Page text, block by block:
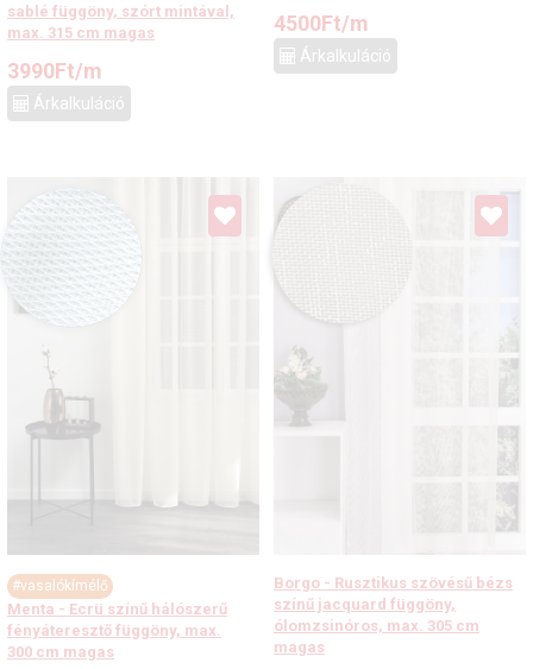
sablé függöny, szórt mintával,
max. 315 cm magas
3990Ft/m
Árkalkuláció
4500Ft/m
Árkalkuláció
#vasalókímélő
Menta - Ecrü színű hálószerű
fényáteresztő függöny, max.
300 cm magas
Borgo - Rusztikus szövésű bézs
színű jacquard függöny,
ólomzsinóros, max. 305 cm
magas